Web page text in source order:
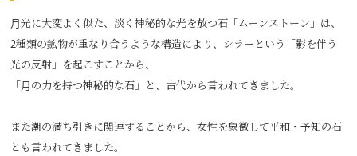
月光に大変よく似た、淡く神秘的な光を放つ石「ムーンストーン」は、
2種類の鉱物が重なり合うような構造により、シラーという「影を伴う
光の反射」を起こすことから、
「月の力を持つ神秘的な石」と、古代から言われてきました。
また潮の満ち引きに関連することから、女性を象徴して平和・予知の石
とも言われてきました。